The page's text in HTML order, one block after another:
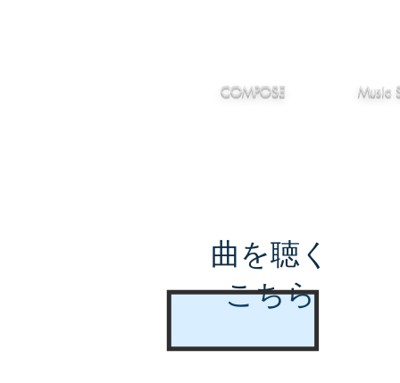
COMPOSE Music
曲を聴く
こちら